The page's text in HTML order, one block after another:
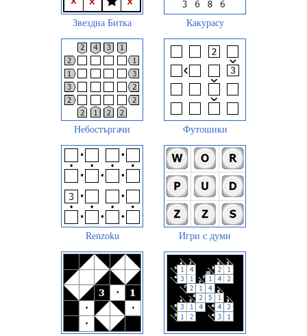
Звездна Битка Какурасу
Небостъргачи Футошики
Renzoku Игри с думи